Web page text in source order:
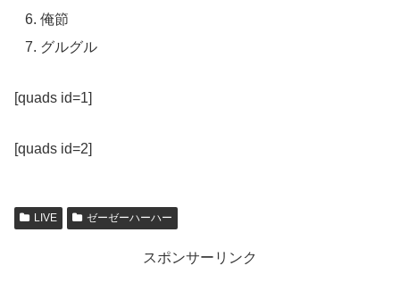
俺節
グルグル
[quads id=1]
[quads id=2]
LIVE ゼーゼーハーハー
スポンサーリンク